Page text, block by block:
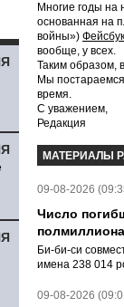
Многие годы на
основанная на
войны»)
вообще, у всех.
Таким образом,
Мы
время.
С уважением,
Редакция
МАТЕРИАЛЫ
09-08-2026
Число
Би-би-си
имена 238 014
09-08-2026